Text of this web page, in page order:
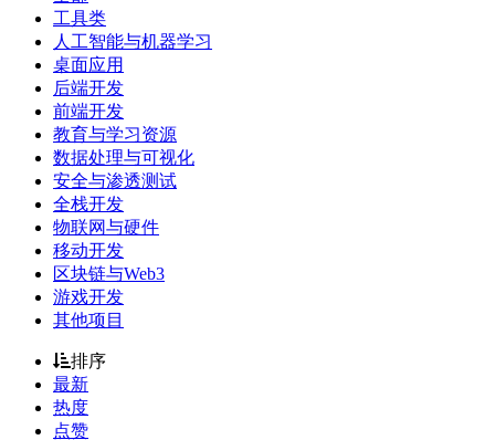
工具类
人工智能与机器学习
桌面应用
后端开发
前端开发
教育与学习资源
数据处理与可视化
安全与渗透测试
全栈开发
物联网与硬件
移动开发
区块链与Web3
游戏开发
其他项目
排序
最新
热度
点赞